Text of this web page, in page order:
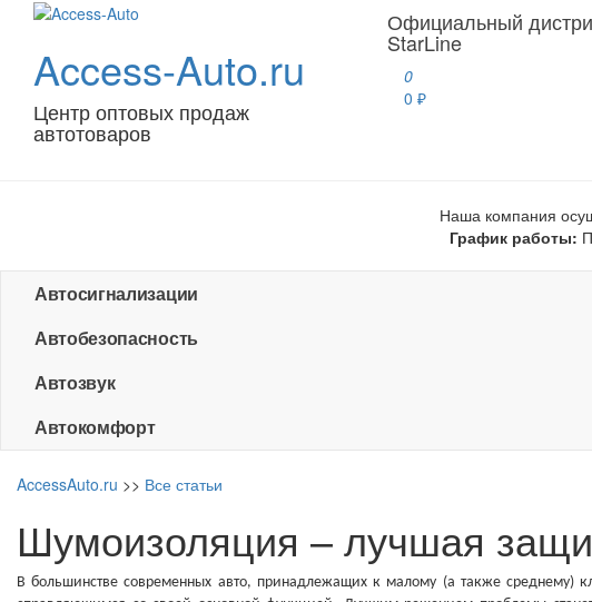
Access-Auto.ru
Центр оптовых продаж
автотоваров
Официальный
StarLine
0
0 ₽
Наша компания
График работы:
Автосигнализации
Автобезопасность
Автозвук
Автокомфорт
AccessAuto.ru >> Все статьи
Шумоизоляция – лучшая
В большинстве современных авто, принадлежащих к малому (а также среднему)